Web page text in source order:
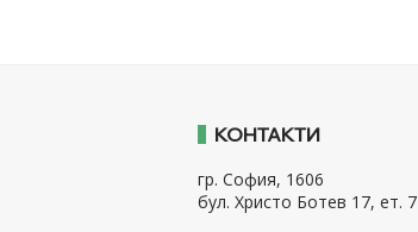
КОНТАКТИ
гр. София, 1606
бул. Христо Ботев 17, ет. 7